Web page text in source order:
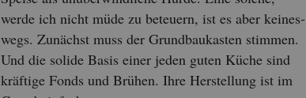
werde ich nicht müde zu be­teu­ern, ist es aber kei­nes­
wegs. Zu­nächst muss der Grund­bau­kas­ten stim­men.
Und die so­li­de Basis einer jeden guten Küche sind
kräf­ti­ge Fonds und Brü­hen. Ihre Her­stel­lung ist im